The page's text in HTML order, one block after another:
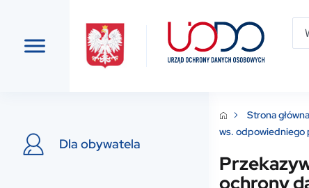
Dla obywatela
Strona główna
ws. odpowiedniego
ochrony